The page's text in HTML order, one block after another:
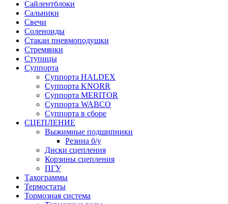
Сайлентблоки
Сальники
Свечи
Соленоиды
Стакан пневмоподушки
Стремянки
Ступицы
Суппорта
Суппорта HALDEX
Суппорта KNORR
Суппорта MERITOR
Суппорта WABCO
Суппорта в сборе
СЦЕПЛЕНИЕ
Выжимные подшипники
Резина б/у
Диски сцепления
Корзины сцепления
ПГУ
Тахограммы
Термостаты
Тормозная система